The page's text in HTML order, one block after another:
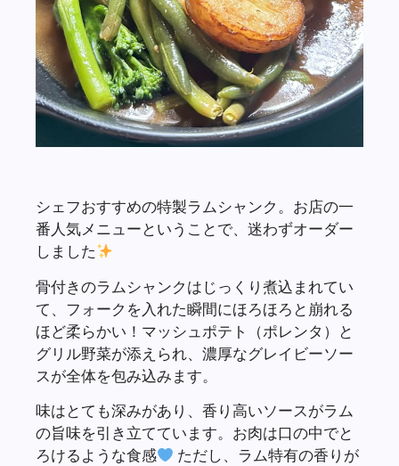
シェフおすすめの特製ラムシャンク。お店の一
番人気メニューということで、迷わずオーダー
しました
骨付きのラムシャンクはじっくり煮込まれてい
て、フォークを入れた瞬間にほろほろと崩れる
ほど柔らかい！マッシュポテト（ポレンタ）と
グリル野菜が添えられ、濃厚なグレイビーソー
スが全体を包み込みます。
味はとても深みがあり、香り高いソースがラム
の旨味を引き立てています。お肉は口の中でと
ろけるような食感
ただし、ラム特有の香りが